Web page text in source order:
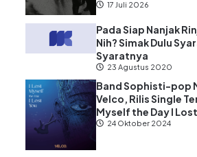
17 Juli 2026
Pada Siap Nanjak
Nih? Simak Dulu
Syaratnya
23 Agustus 2020
Band Sophisti-pop
Velco, Rilis Single
Myself the Day I
24 Oktober 2024